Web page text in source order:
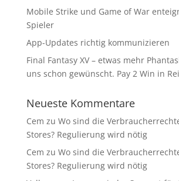
Mobile Strike und Game of War
Spieler
App-Updates richtig kommunizieren
Final Fantasy XV – etwas mehr
uns schon gewünscht. Pay 2 Win in
Neueste Kommentare
Cem zu Wo sind die
Stores? Regulierung wird nötig
Cem zu Wo sind die
Stores? Regulierung wird nötig